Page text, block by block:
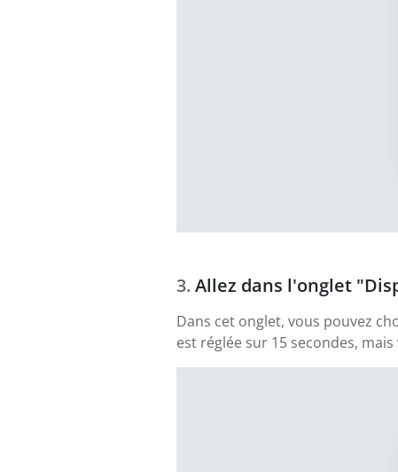
Allez dans l'onglet
Dans cet onglet, vous pouvez
est réglée sur 15 secondes,